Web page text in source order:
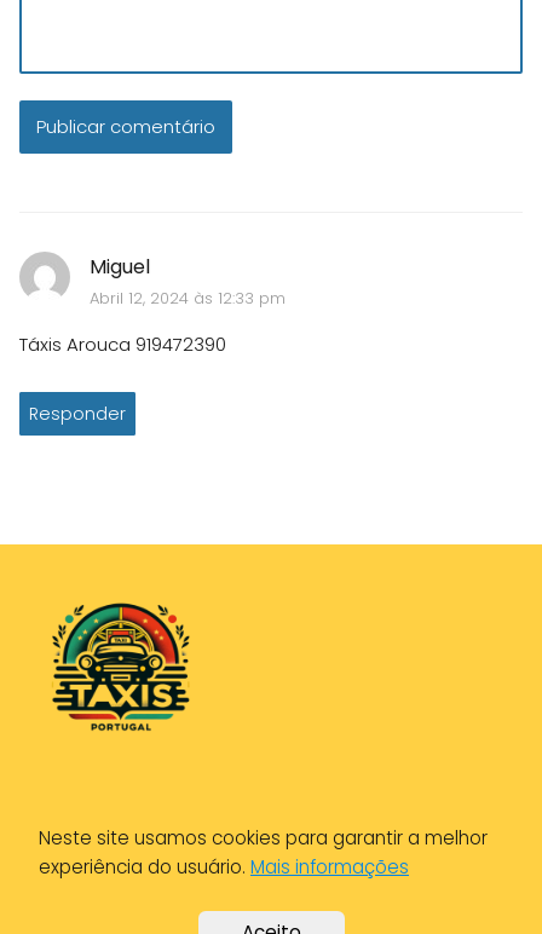
Miguel
Abril 12, 2024 às 12:33 pm
Táxis Arouca 919472390
Responder
Política de Privacidade
Política de Cookies
Neste site usamos cookies para garantir a melhor
experiência do usuário. Mais informações